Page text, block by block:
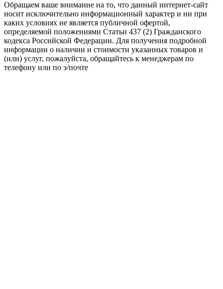
Обращаем ваше внимание на то, что данный интернет-сайт
носит исключительно информационный характер и ни при
каких условиях не является публичной офертой,
определяемой положениями Статьи 437 (2) Гражданского
кодекса Российской Федерации. Для получения подробной
информации о наличии и стоимости указанных товаров и
(или) услуг, пожалуйста, обращайтесь к менеджерам по
телефону или по э/почте